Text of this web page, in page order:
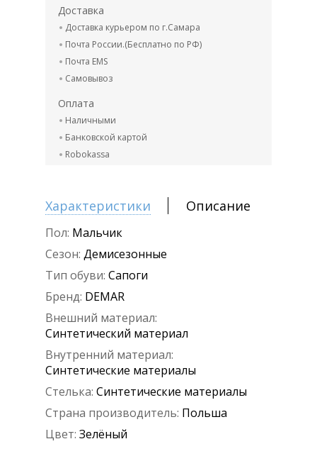
Доставка
Доставка курьером по г.Самара
Почта России.(Бесплатно по РФ)
Почта EMS
Самовывоз
Оплата
Наличными
Банковской картой
Robokassa
Характеристики Описание
Пол: Мальчик
Сезон: Демисезонные
Тип обуви: Сапоги
Бренд: DEMAR
Внешний материал:
Синтетический материал
Внутренний материал:
Синтетические материалы
Стелька: Синтетические материалы
Страна производитель: Польша
Цвет: Зелёный